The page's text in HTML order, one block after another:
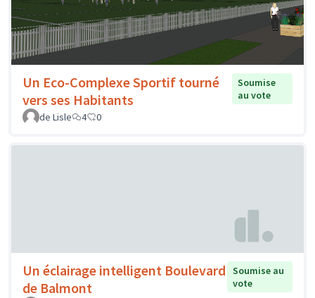
Un Eco-Complexe Sportif tourné
vers ses Habitants
Soumise
au vote
de Lisle
4 0
Un éclairage intelligent Boulevard
de Balmont
Soumise au
vote